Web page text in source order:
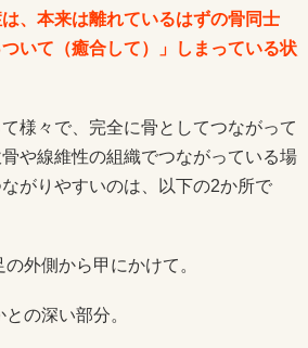
、本来は離れているはずの骨同士
いて（癒合して）」しまっている状
様々で、完全に骨としてつながって
や線維性の組織でつながっている場
がりやすいのは、以下の2か所で
の外側から甲にかけて。
との深い部分。